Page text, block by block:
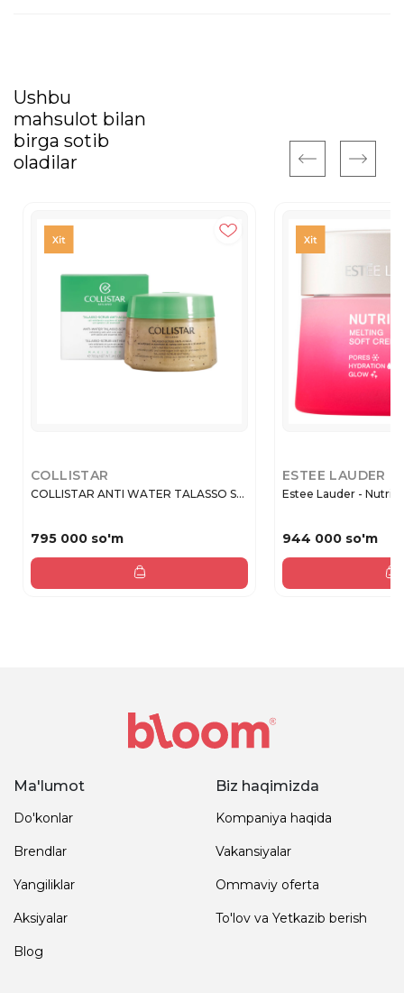
Ushbu
mahsulot bilan
birga sotib
oladilar
COLLISTAR
COLLISTAR ANTI WATER TALASSO S...
795 000 so'm
ESTEE LAUDER
Estee Lauder -
944 000 so'm
Ma'lumot
Do'konlar
Brendlar
Yangiliklar
Aksiyalar
Blog
Biz haqimizda
Kompaniya haqida
Vakansiyalar
Ommaviy oferta
To'lov va Yetkazib berish